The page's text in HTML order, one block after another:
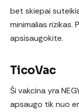
bet skiepai
minimalias
apsisaugokite.
TicoVac
Ši vakcina yra
apsaugo tik nuo